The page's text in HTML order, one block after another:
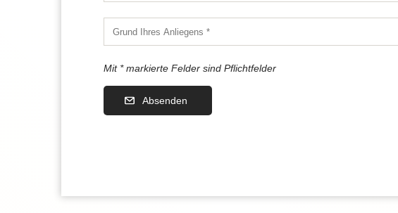
Mit * markierte Felder sind Pflichtfelder
Absenden